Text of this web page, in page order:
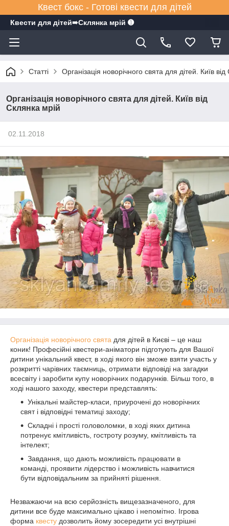
Квест бокс - Готові квести для дітей
Квести для дітей➠Склянка мрiй ➊
Статті Організація новорічного свята для дітей. Київ
Організація новорічного свята для дітей. Київ від
Склянка мрій
02.11.2018
Організація новорічного свята для дітей в Києві – це наш
коник! Професійні квестери-аніматори підготують для Вашої
дитини унікальний квест, в ході якого він зможе взяти участь у
розкритті чарівних таємниць, отримати відповіді на загадки
всесвіту і заробити купу новорічних подарунків. Більш того, в
ході нашого заходу, квестери представлять:
Унікальні майстер-класи, приурочені до новорічних
свят і відповідні тематиці заходу;
Складні і прості головоломки, в ході яких дитина
потренує кмітливість, гостроту розуму, кмітливість та
інтелект;
Завдання, що дають можливість працювати в
команді, проявити лідерство і можливість навчитися
бути відповідальним за прийняті рішення.
Незважаючи на всю серйозність вищезазначеного, для
дитини все буде максимально цікаво і непомітно. Ігрова
форма квесту дозволить йому зосередити усі внутрішні